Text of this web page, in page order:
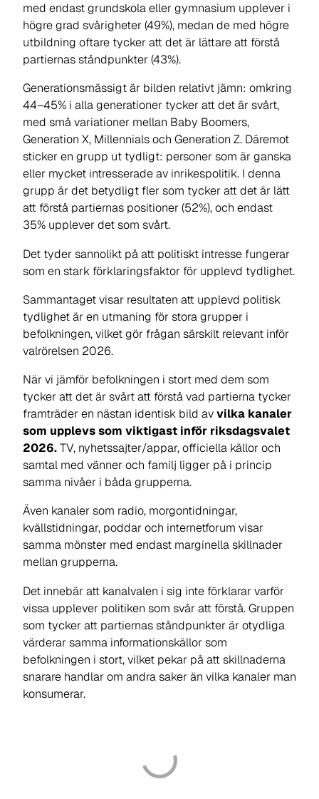
med endast grundskola eller gymnasium upplever i
högre grad svårigheter (49%), medan de med högre
utbildning oftare tycker att det är lättare att förstå
partiernas ståndpunkter (43%).
Generationsmässigt är bilden relativt jämn: omkring
44–45% i alla generationer tycker att det är svårt,
med små variationer mellan Baby Boomers,
Generation X, Millennials och Generation Z. Däremot
sticker en grupp ut tydligt: personer som är ganska
eller mycket intresserade av inrikespolitik. I denna
grupp är det betydligt fler som tycker att det är lätt
att förstå partiernas positioner (52%), och endast
35% upplever det som svårt.
Det tyder sannolikt på att politiskt intresse fungerar
som en stark förklaringsfaktor för upplevd tydlighet.
Sammantaget visar resultaten att upplevd politisk
tydlighet är en utmaning för stora grupper i
befolkningen, vilket gör frågan särskilt relevant inför
valrörelsen 2026.
När vi jämför befolkningen i stort med dem som
tycker att det är svårt att förstå vad partierna tycker
framträder en nästan identisk bild avvilka kanaler
som upplevs som viktigast inför riksdagsvalet
2026.TV, nyhetssajter/appar, officiella källor och
samtal med vänner och familj ligger på i princip
samma nivåer i båda grupperna.
Även kanaler som radio, morgontidningar,
kvällstidningar, poddar och internetforum visar
samma mönster med endast marginella skillnader
mellan grupperna.
Det innebär att kanalvalen i sig inte förklarar varför
vissa upplever politiken som svår att förstå. Gruppen
som tycker att partiernas ståndpunkter är otydliga
värderar samma informationskällor som
befolkningen i stort, vilket pekar på att skillnaderna
snarare handlar om andra saker än vilka kanaler man
konsumerar.